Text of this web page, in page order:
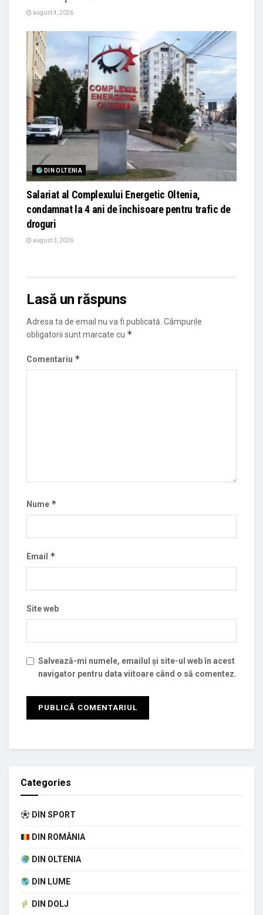
august 4, 2026
DIN OLTENIA
Salariat al Complexului Energetic Oltenia,
condamnat la 4 ani de închisoare pentru trafic de
droguri
august 3, 2026
Lasă un răspuns
Adresa ta de email nu va fi publicată. Câmpurile
obligatorii sunt marcate cu *
Comentariu *
Nume *
Email *
Site web
Salvează-mi numele, emailul și site-ul web în acest
navigator pentru data viitoare când o să comentez.
Categories
DIN SPORT
DIN ROMÂNIA
DIN OLTENIA
DIN LUME
DIN DOLJ